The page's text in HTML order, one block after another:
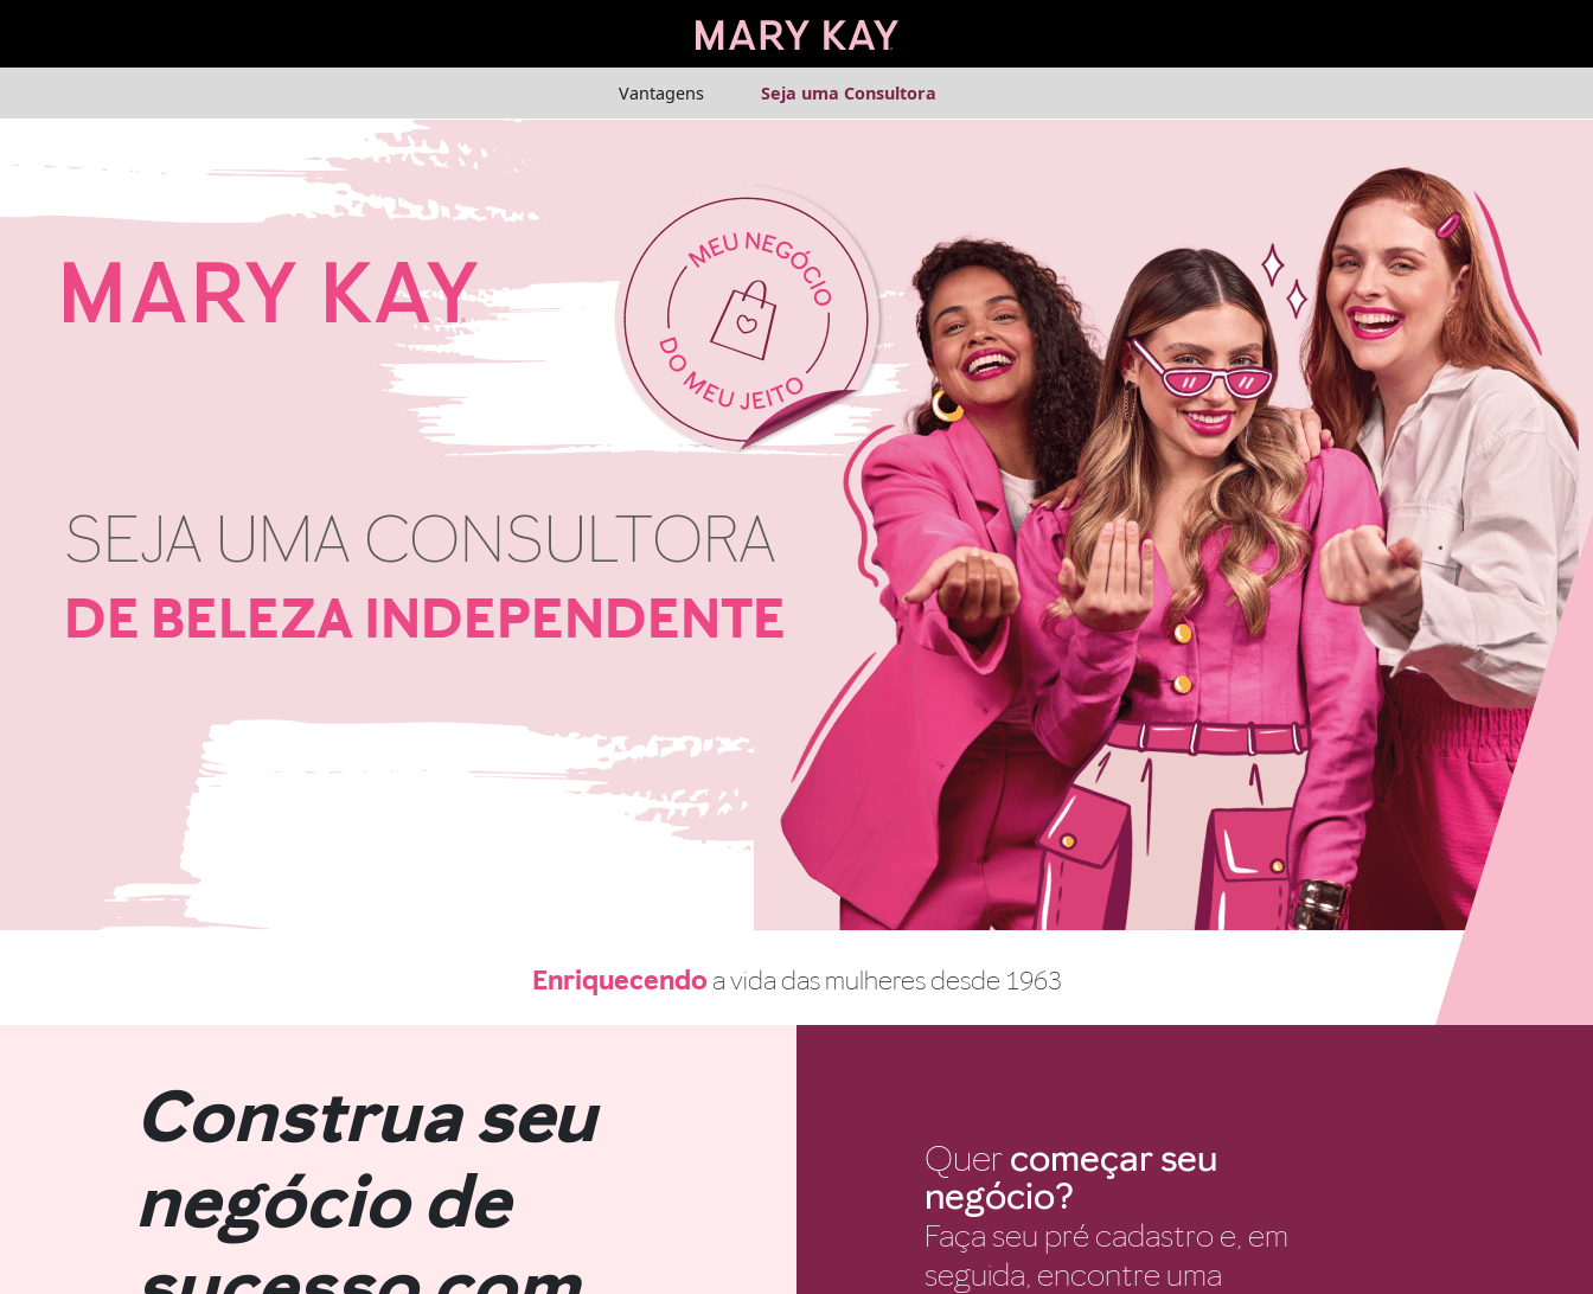
Vantagens Seja uma Consultora
SEJA UMA CONSULTORA
DE BELEZA INDEPENDENTE
Enriquecendo a vida das mulheres desde 1963
Construa seu
negócio de
Quercomeçar seu
negócio?
Faça seu pré cadastro e, em
seguida, encontre uma